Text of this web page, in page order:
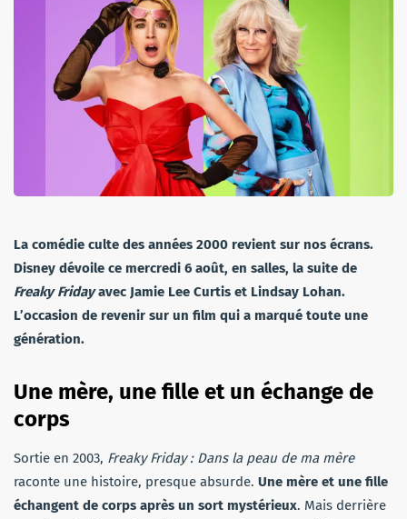
La comédie culte des années 2000 revient sur nos écrans.
Disney dévoile ce mercredi 6 août, en salles, la suite de
Freaky Fridayavec Jamie Lee Curtis et Lindsay Lohan.
L’occasion de revenir sur un film qui a marqué toute une
génération.
Une mère, une fille et un échange de
corps
Sortie en 2003, Freaky Friday : Dans la peau de ma mère
raconte une histoire, presque absurde. Une mère et une fille
échangent de corps après un sort mystérieux. Mais derrière